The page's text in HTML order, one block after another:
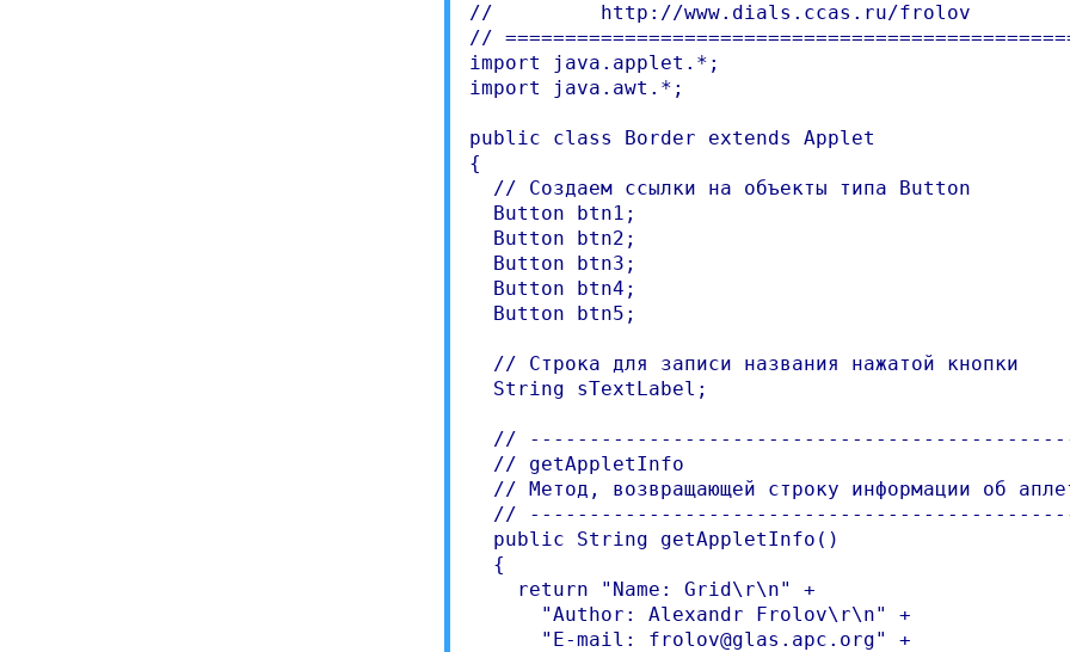
//         http://www.dials.ccas.ru/frolov
//
import java.applet.*;
import java.awt.*;
public class Border extends Applet
{
  // Создаем ссылки на объекты типа Button
  Button btn1;
  Button btn2;
  Button btn3;
  Button btn4;
  Button btn5;
  // Строка для записи названия нажатой кнопки
  String sTextLabel;
//
  // getAppletInfo
// Метод, возвращающей строку информации об
//
  public String getAppletInfo()
  {
    return "Name: Grid\r\n" +
      "Author: Alexandr Frolov\r\n" +
      "E-mail: frolov@glas.apc.org" +